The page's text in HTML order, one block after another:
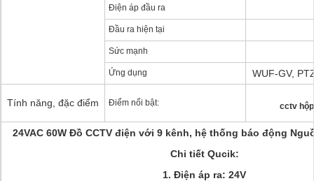
Điện áp đầu ra
Đầu ra hiện tại
Sức mạnh
Ứng dụng WUF-GV,
Tính năng, đặc điểm Điểm nổi bật: cctv
24VAC 60W Đồ CCTV điện với 9 kênh, hệ thống báo động
Chi tiết Qucik:
1. Điện áp ra: 24V